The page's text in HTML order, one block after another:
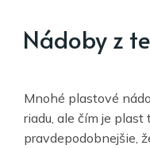
Nádoby z
Mnohé plastové
riadu, ale čím je plast
pravdepodobnejšie,